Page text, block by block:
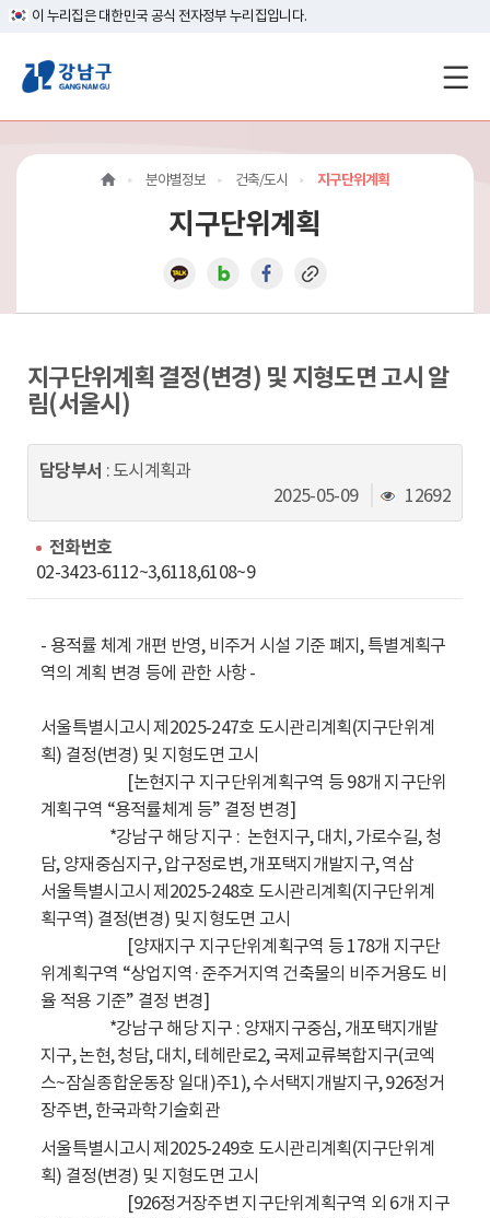
이 누리집은 대한민국 공식 전자정부 누리집입니다.
강
남
구
메
인
이
동
분야별정보 건축/도시 지구단위계획
지구단위계획
지구단위계획 결정(변경) 및 지형도면 고시 알
림(서울시)
담당부서 : 도시계획과
2025-05-09
조
회
12692
전화번호
02-3423-6112~3,6118,6108~9
- 용적률 체계 개편 반영, 비주거 시설 기준 폐지, 특별계획구
역의 계획 변경 등에 관한 사항 -
서울특별시고시 제2025-247호 도시관리계획(지구단위계
획) 결정(변경) 및 지형도면 고시
[논현지구 지구단위계획구역 등 98개 지구단위
계획구역 “용적률체계 등” 결정 변경]
*강남구 해당 지구 : 논현지구, 대치, 가로수길, 청
담, 양재중심지구, 압구정로변, 개포택지개발지구, 역삼
서울특별시고시 제2025-248호 도시관리계획(지구단위계
획구역) 결정(변경) 및 지형도면 고시
[양재지구 지구단위계획구역 등 178개 지구단
위계획구역 “상업지역·준주거지역 건축물의 비주거용도 비
율 적용 기준” 결정 변경]
*강남구 해당 지구 : 양재지구중심, 개포택지개발
지구, 논현, 청담, 대치, 테헤란로2, 국제교류복합지구(코엑
스~잠실종합운동장 일대)주1), 수서택지개발지구, 926정거
장주변, 한국과학기술회관
서울특별시고시 제2025-249호 도시관리계획(지구단위계
획) 결정(변경) 및 지형도면 고시
[926정거장주변 지구단위계획구역 외 6개 지구